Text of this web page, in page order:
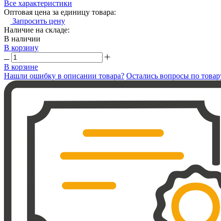
Все характеристики
Оптовая цена за единицу товара:
Запросить цену
Наличие на складе:
В наличии
В корзину
В корзине
Нашли ошибку в описании товара? Остались вопросы по